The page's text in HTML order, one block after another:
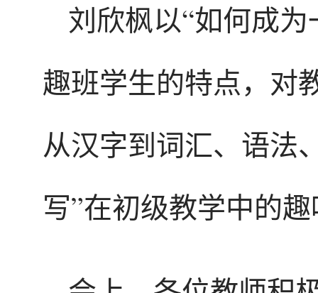
刘欣枫以“如何成
趣班学生的特点，对
从汉字到词汇、语法
写”在初级教学中的